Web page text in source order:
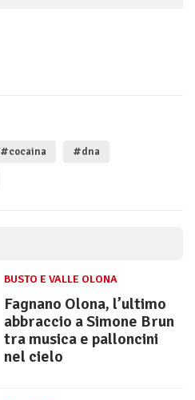
#cocaina #dna
BUSTO E VALLE OLONA
Fagnano Olona, l’ultimo
abbraccio a Simone Brun
tra musica e palloncini
nel cielo